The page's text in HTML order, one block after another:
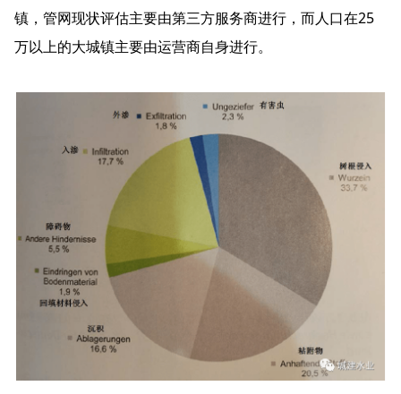
镇，管网现状评估主要由第三方服务商进行，而人口在25
万以上的大城镇主要由运营商自身进行。